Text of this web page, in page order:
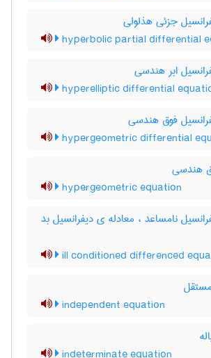
جزئی هذلولی
hyperbolic partial differential
ابر هندسی
hyperelliptic differential
فوق هندسی
hypergeometric differential
هندسی
hypergeometric equation
نامساعد ، معادله ی دیفرانسیل بد
ill conditioned differenced
independent equation